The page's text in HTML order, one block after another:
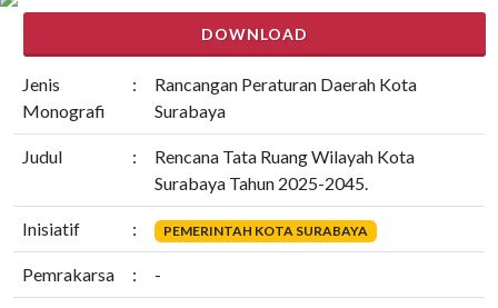
DOWNLOAD
Jenis
Monografi
:
Rancangan Peraturan Daerah Kota
Surabaya
Judul :
Rencana Tata Ruang Wilayah Kota
Surabaya Tahun 2025-2045.
Inisiatif : PEMERINTAH KOTA SURABAYA
Pemrakarsa : -